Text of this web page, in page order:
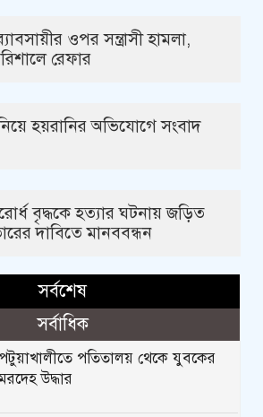
ওপর সন্ত্রাসী হামলা,
রেফার
হয়রানির অভিযোগে সংবাদ
বৃদ্ধকে হত্যার ঘটনায় জড়িত
দাবিতে মানববন্ধন
সর্বশেষ
সর্বাধিক
পটুয়াখালীতে পতিতালয় থেকে যুবকের
উদ্ধার